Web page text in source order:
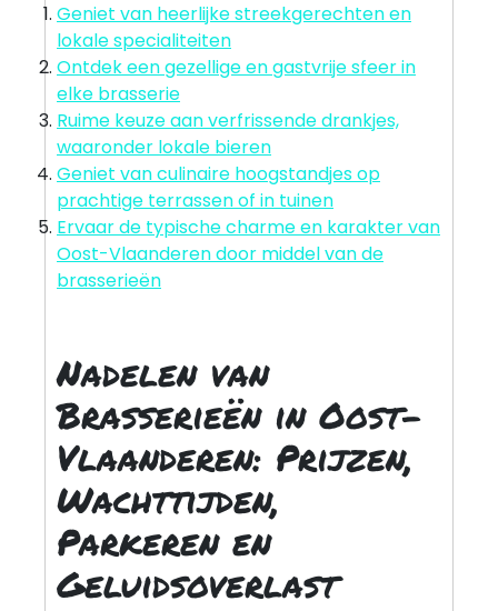
Geniet van heerlijke streekgerechten en
lokale specialiteiten
Ontdek een gezellige en gastvrije sfeer in
elke brasserie
Ruime keuze aan verfrissende drankjes,
waaronder lokale bieren
Geniet van culinaire hoogstandjes op
prachtige terrassen of in tuinen
Ervaar de typische charme en karakter van
Oost-Vlaanderen door middel van de
brasserieën
Nadelen van
Brasserieën in Oost-
Vlaanderen: Prijzen,
Wachttijden,
Parkeren en
Geluidsoverlast